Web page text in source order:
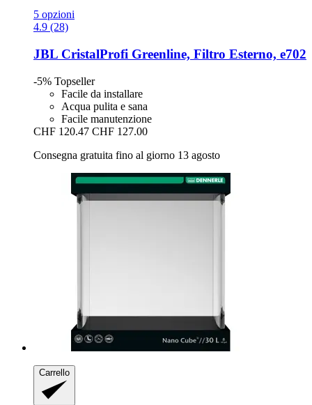
5 opzioni
4.9 (28)
JBL CristalProfi Greenline, Filtro Esterno, e702
-5% Topseller
Facile da installare
Acqua pulita e sana
Facile manutenzione
CHF 120.47 CHF 127.00
Consegna gratuita fino al giorno 13 agosto
Carrello